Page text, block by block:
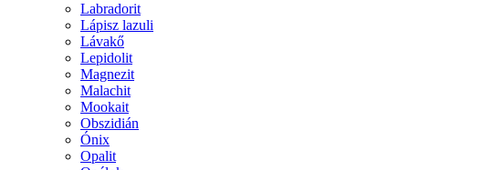
Labradorit
Lápisz lazuli
Lávakő
Lepidolit
Magnezit
Malachit
Mookait
Obszidián
Ónix
Opalit